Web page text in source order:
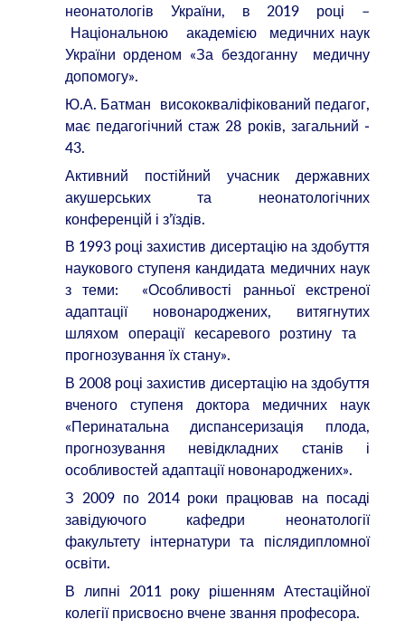
неонатологів України, в 2019 році –
Національною академією медичних наук
України орденом «За бездоганну медичну
допомогу».
Ю.А. Батман висококваліфікований педагог,
має педагогічний стаж 28 років, загальний ‑
43.
Активний постійний учасник державних
акушерських та неонатологічних
конференцій і з’їздів.
В 1993 році захистив дисертацію на здобуття
наукового ступеня кандидата медичних наук
з теми: «Особливості ранньої екстреної
адаптації новонароджених, витягнутих
шляхом операції кесаревого розтину та
прогнозування їх стану».
В 2008 році захистив дисертацію на здобуття
вченого ступеня доктора медичних наук
«Перинатальна диспансеризація плода,
прогнозування невідкладних станів і
особливостей адаптації новонароджених».
З 2009 по 2014 роки працював на посаді
завідуючого кафедри неонатології
факультету інтернатури та післядипломної
освіти.
В липні 2011 року рішенням Атестаційної
колегії присвоєно вчене звання професора.